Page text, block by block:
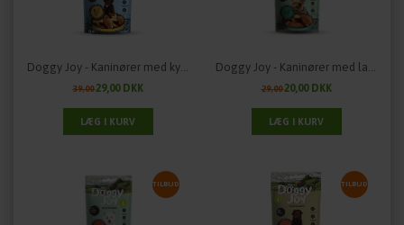
Doggy Joy - Kaninører med kylling til hvalpe
39,0029,00 DKK
Doggy Joy - Kaninører med lam
29,0020,00 DKK
TILBUD TILBUD